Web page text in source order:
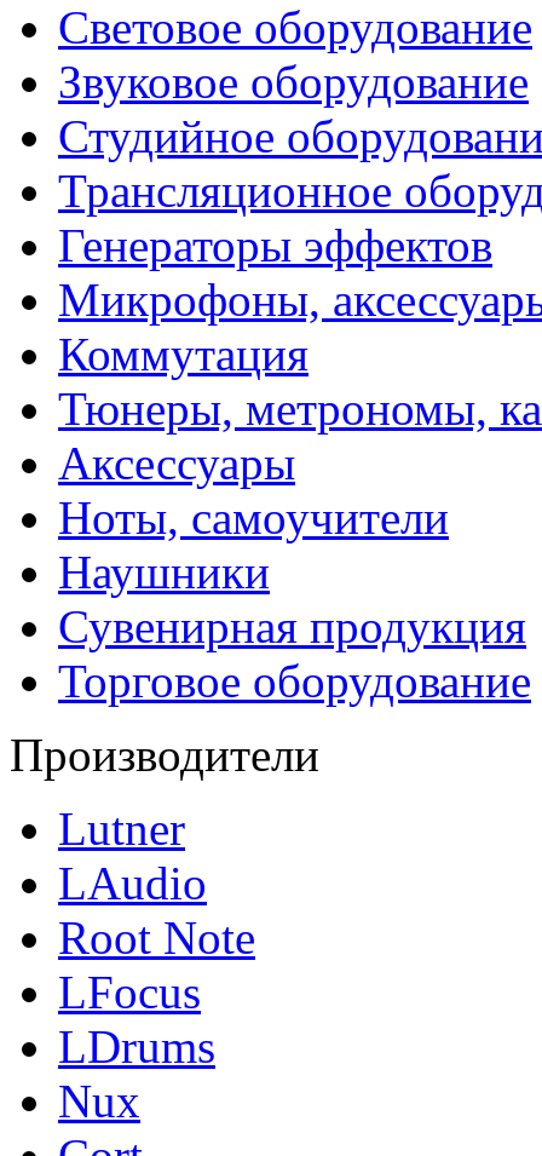
Световое оборудование
Звуковое оборудование
Студийное
Трансляционное
Генераторы эффектов
Микрофоны,
Коммутация
Тюнеры, метрономы,
Аксессуары
Ноты, самоучители
Наушники
Сувенирная продукция
Торговое оборудование
Производители
Lutner
LAudio
Root Note
LFocus
LDrums
Nux